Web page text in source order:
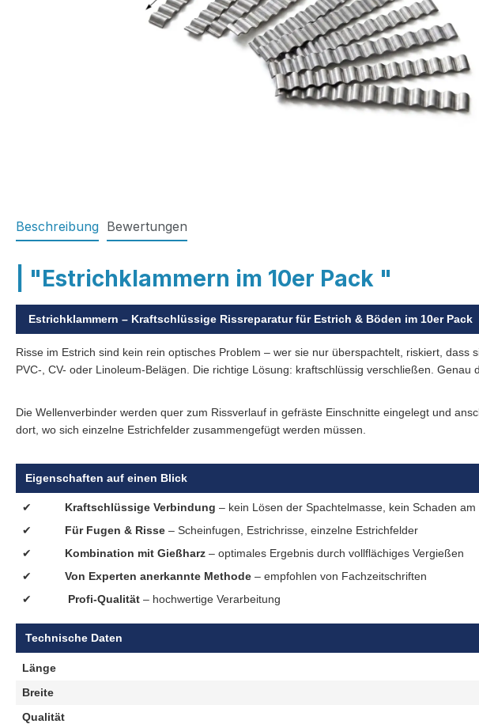
Beschreibung Bewertungen
| "Estrichklammern im 10er Pack "
Estrichklammern – Kraftschlüssige Rissreparatur für Estrich & Böden im 10er Pack
Risse im Estrich sind kein rein optisches Problem – wer sie nur überspachtelt, riskiert,
PVC-, CV- oder Linoleum-Belägen. Die richtige Lösung: kraftschlüssig verschließen. Genau
Die Wellenverbinder werden quer zum Rissverlauf in gefräste Einschnitte eingelegt und
dort, wo sich einzelne Estrichfelder zusammengefügt werden müssen.
Eigenschaften auf einen Blick
✔ Kraftschlüssige Verbindung – kein Lösen der Spachtelmasse, kein Schaden am
✔
Für Fugen & Risse – Scheinfugen, Estrichrisse, einzelne Estrichfelder
✔
Kombination mit Gießharz – optimales Ergebnis durch vollflächiges Vergießen
✔
Von Experten anerkannte Methode – empfohlen von Fachzeitschriften
✔
Profi-Qualität – hochwertige Verarbeitung
Technische Daten
Länge
Breite
Qualität